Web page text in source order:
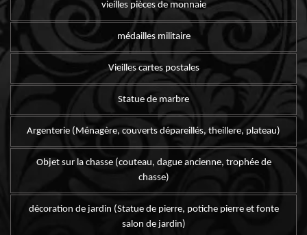
vieilles pièces de monnaie
médailles militaire
Vieilles cartes postales
Statue de marbre
Argenterie (Ménagère, couverts dépareillés, theillere, plateau)
Objet sur la chasse (couteau, dague ancienne, trophée de
chasse)
décoration de jardin (Statue de pierre, potiche pierre et fonte
salon de jardin)